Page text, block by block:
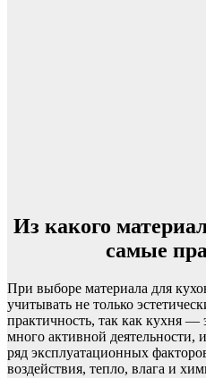
Из какого
самые
При выборе материала для
учитывать не только
практичность, так как кухня —
много активной деятельности,
ряд эксплуатационных
воздействия, тепло, влага и